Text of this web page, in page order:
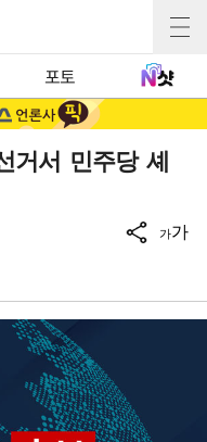
포토
거서 민주당 셰
가가